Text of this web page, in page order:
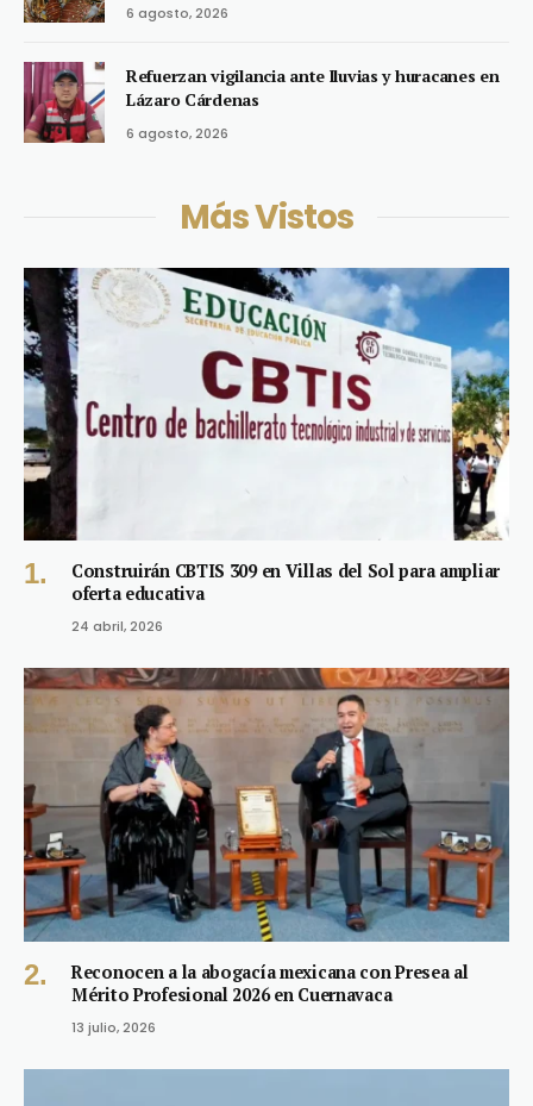
6 agosto, 2026
Refuerzan vigilancia ante lluvias y huracanes en
Lázaro Cárdenas
6 agosto, 2026
Más Vistos
Construirán CBTIS 309 en Villas del Sol para ampliar
oferta educativa
24 abril, 2026
Reconocen a la abogacía mexicana con Presea al
Mérito Profesional 2026 en Cuernavaca
13 julio, 2026